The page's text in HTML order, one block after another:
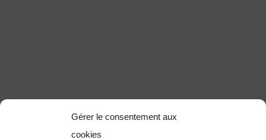
Gérer le consentement aux
cookies